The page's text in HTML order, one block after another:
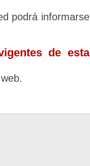
podrá informarse
de esta